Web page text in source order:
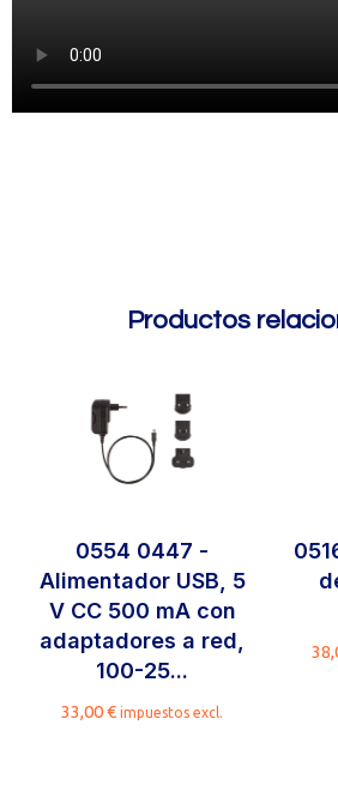
Productos
0554 0447 -
Alimentador USB, 5
V CC 500 mA con
adaptadores a red,
100-25...
33,00€ impuestos excl.